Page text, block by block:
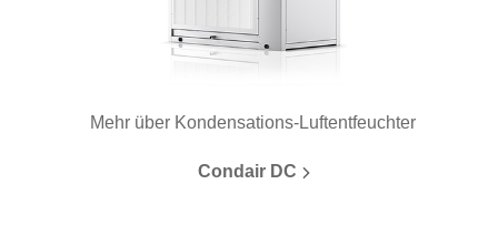
Mehr über Kondensations-Luftentfeuchter
Condair DC